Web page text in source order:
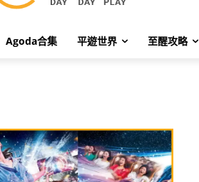
Agoda合集 平遊世界 至醒攻略